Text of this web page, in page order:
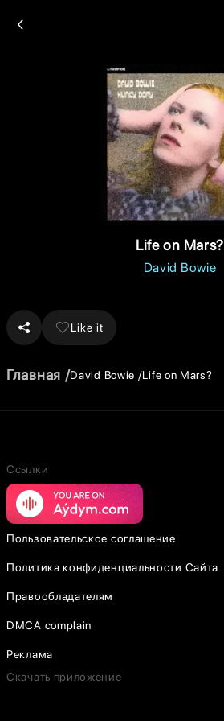
Life on Mars?
David Bowie
Like it
Главная David Bowie Life on Mars?
Ссылки
Пользовательское соглашение
Политика конфиденциальности Сайта
Правообладателям
DMCA complain
Реклама
Скачать приложение